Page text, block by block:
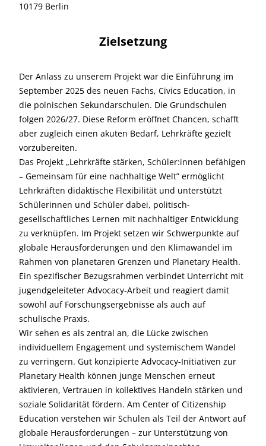
10179 Berlin
Zielsetzung
Der Anlass zu unserem Projekt war die Einführung im
September 2025 des neuen Fachs, Civics Education, in
die polnischen Sekundarschulen. Die Grundschulen
folgen 2026/27. Diese Reform eröffnet Chancen, schafft
aber zugleich einen akuten Bedarf, Lehrkräfte gezielt
vorzubereiten.
Das Projekt „Lehrkräfte stärken, Schüler:innen befähigen
– Gemeinsam für eine nachhaltige Welt” ermöglicht
Lehrkräften didaktische Flexibilität und unterstützt
Schülerinnen und Schüler dabei, politisch-
gesellschaftliches Lernen mit nachhaltiger Entwicklung
zu verknüpfen. Im Projekt setzen wir Schwerpunkte auf
globale Herausforderungen und den Klimawandel im
Rahmen von planetaren Grenzen und Planetary Health.
Ein spezifischer Bezugsrahmen verbindet Unterricht mit
jugendgeleiteter Advocacy-Arbeit und reagiert damit
sowohl auf Forschungsergebnisse als auch auf
schulische Praxis.
Wir sehen es als zentral an, die Lücke zwischen
individuellem Engagement und systemischem Wandel
zu verringern. Gut konzipierte Advocacy-Initiativen zur
Planetary Health können junge Menschen erneut
aktivieren, Vertrauen in kollektives Handeln stärken und
soziale Solidarität fördern. Am Center of Citizenship
Education verstehen wir Schulen als Teil der Antwort auf
globale Herausforderungen – zur Unterstützung von